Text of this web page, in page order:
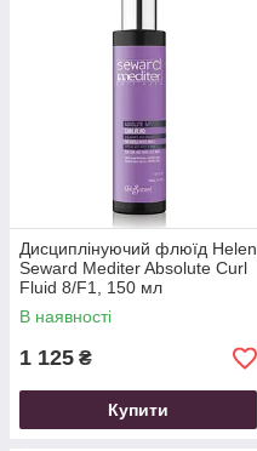
Дисциплінуючий флюїд Helen
Seward Mediter Absolute Curl
Fluid 8/F1, 150 мл
В наявності
1 125 ₴
Купити